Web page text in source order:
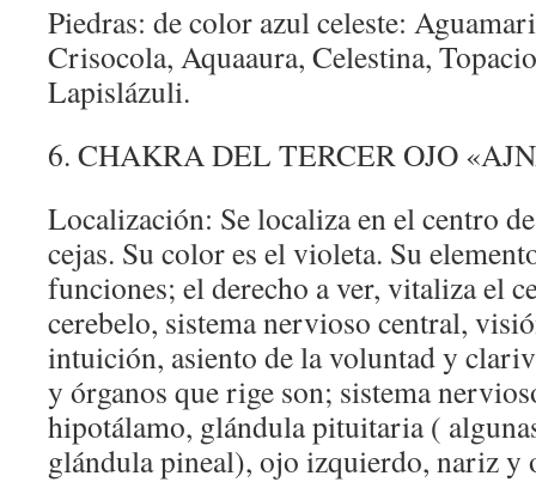
Piedras: de color azul celeste:
Crisocola, Aquaaura, Celestina,
Lapislázuli.
6. CHAKRA DEL TERCER OJO
Localización: Se localiza en el centro
cejas. Su color es el violeta. Su
funciones; el derecho a ver, vitaliza el
cerebelo, sistema nervioso central,
intuición, asiento de la voluntad y
y órganos que rige son; sistema
hipotálamo, glándula pituitaria (
glándula pineal), ojo izquierdo, nariz y